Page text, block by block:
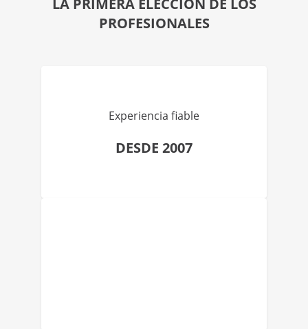
LA PRIMERA ELECCIÓN DE LOS
PROFESIONALES
Experiencia fiable
DESDE 2007